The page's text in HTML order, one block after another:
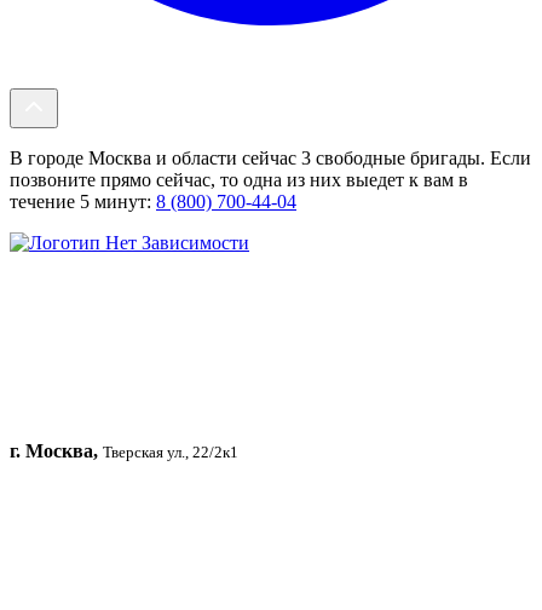
В городе Москва и области сейчас 3 свободные бригады. Если
позвоните прямо сейчас, то одна из них выедет к вам в
течение 5 минут: 8 (800) 700-44-04
г. Москва, Тверская ул., 22/2к1